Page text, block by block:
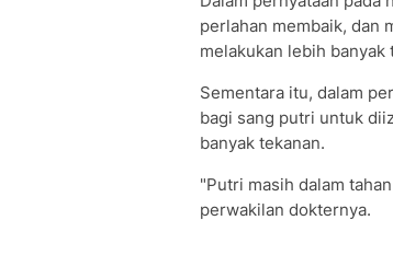
perlahan membaik, dan
melakukan lebih
Sementara itu, dalam
bagi sang putri untuk
banyak tekanan.
"Putri masih dalam
perwakilan dokternya.